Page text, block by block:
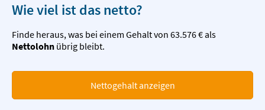
Wie viel ist das netto?
Finde heraus, was bei einem Gehalt von 63.576 € als
Nettolohn übrig bleibt.
Nettogehalt anzeigen